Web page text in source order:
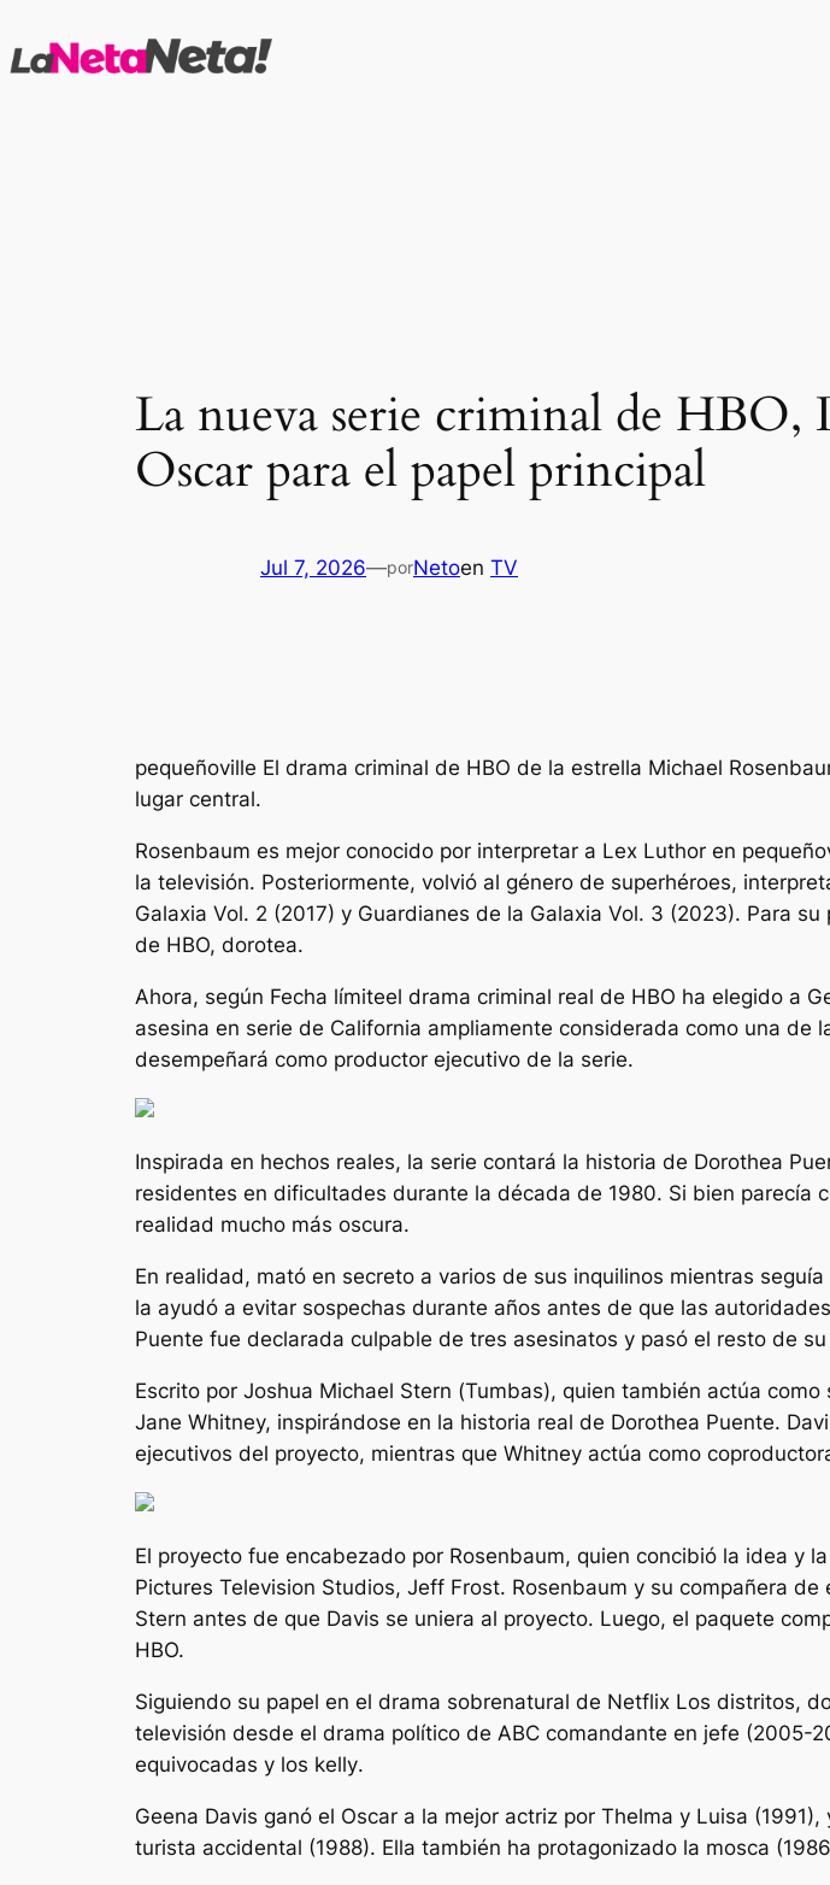
al
La nueva serie criminal de HBO,
Oscar para el papel principal
Jul 7, 2026—porNetoen TV
pequeñoville El drama criminal de HBO de la estrella Michael
lugar central.
Rosenbaum es mejor conocido por interpretar a Lex Luthor en
la televisión. Posteriormente, volvió al género de superhéroes,
Galaxia Vol. 2 (2017) y Guardianes de la Galaxia Vol. 3 (2023). Para su
de HBO, dorotea.
Ahora, según Fecha límiteel drama criminal real de HBO ha elegido a
asesina en serie de California ampliamente considerada como una de
desempeñará como productor ejecutivo de la serie.
Inspirada en hechos reales, la serie contará la historia de Dorothea
residentes en dificultades durante la década de 1980. Si bien parecía
realidad mucho más oscura.
En realidad, mató en secreto a varios de sus inquilinos mientras
la ayudó a evitar sospechas durante años antes de que las
Puente fue declarada culpable de tres asesinatos y pasó el resto de
Escrito por Joshua Michael Stern (Tumbas), quien también actúa
Jane Whitney, inspirándose en la historia real de Dorothea Puente.
ejecutivos del proyecto, mientras que Whitney actúa como
El proyecto fue encabezado por Rosenbaum, quien concibió la idea y
Pictures Television Studios, Jeff Frost. Rosenbaum y su compañera
Stern antes de que Davis se uniera al proyecto. Luego, el paquete
HBO.
Siguiendo su papel en el drama sobrenatural de Netflix Los distritos,
televisión desde el drama político de ABC comandante en jefe (2005-
equivocadas y los kelly.
Geena Davis ganó el Oscar a la mejor actriz por Thelma y Luisa (1991),
turista accidental (1988). Ella también ha protagonizado la mosca